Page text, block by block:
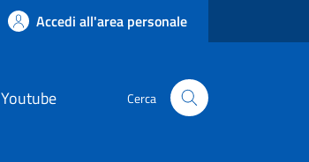
Accedi all'area personale
Youtube Cerca